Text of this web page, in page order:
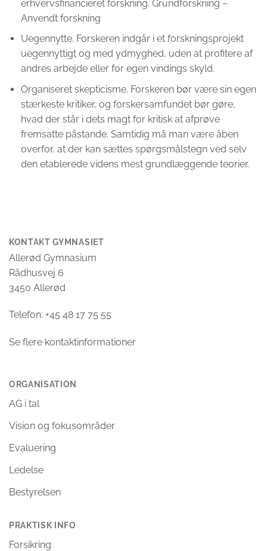
erhvervsfinancieret forskning. Grundforskning –
Anvendt forskning
Uegennytte. Forskeren indgår i et forsknings­projekt
uegennyttigt og med ydmyghed, uden at profitere af
andres arbejde eller for egen vindings skyld.
Organiseret skepticisme. Forskeren bør være sin egen
stærkeste kritiker, og forskersamfundet bør gøre,
hvad der står i dets magt for kritisk at afprøve
fremsatte påstande. Samtidig må man være åben
overfor, at der kan sættes spørgs­målstegn ved selv
den etablerede videns mest grundlæggende teorier.
KONTAKT GYMNASIET
Allerød Gymnasium
Rådhusvej 6
3450 Allerød
Telefon: +45 48 17 75 55
Se flere kontaktinformationer
ORGANISATION
AG i tal
Vision og fokusområder
Evaluering
Ledelse
Bestyrelsen
PRAKTISK INFO
Forsikring